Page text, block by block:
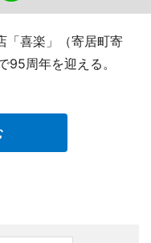
「喜楽」（寄居町寄
周年を迎える。